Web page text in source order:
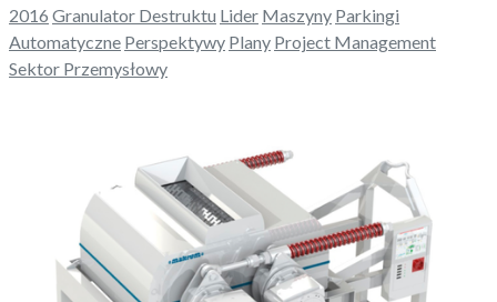
2016 Granulator Destruktu Lider Maszyny Parkingi
Automatyczne Perspektywy Plany Project Management
Sektor Przemysłowy